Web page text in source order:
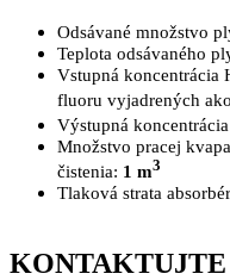
Odsávané množstvo
Teplota odsávaného
Vstupná koncentrácia
fluoru vyjadrených
Výstupná koncentrácia
Množstvo pracej
čistenia: 1 m3
Tlaková strata
KONTAKTUJTE